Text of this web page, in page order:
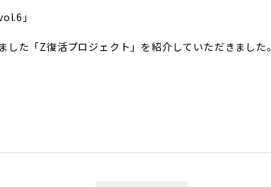
」
した「Z復活プロジェクト」を紹介していただきました。